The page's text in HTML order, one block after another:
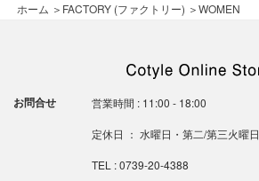
ホーム ＞ FACTORY (ファクトリー) ＞WOMEN
お問合せ 営業時間 : 11:00 - 18:00
定休日 ： 水曜日・第二/第三火曜日
TEL : 0739-20-4388